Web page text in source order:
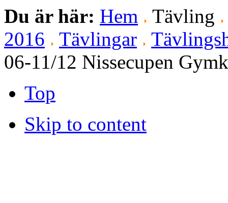
Du är här: Hem Tävling
2016
Tävlingar
06-11/12 Nissecupen
Top
Skip to content